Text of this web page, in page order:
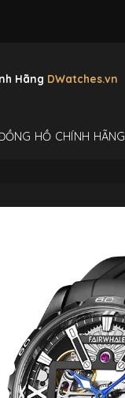
Hãng DWatches.vn
HỒ CHÍNH HÃNG